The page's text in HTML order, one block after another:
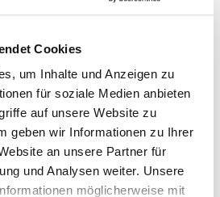
Cookies
um Inhalte und Anzeigen zu
für soziale Medien anbieten
auf unsere Website zu
geben wir Informationen zu Ihrer
an unsere Partner für
und Analysen weiter. Unsere
möglicherweise mit
Einbaudaten